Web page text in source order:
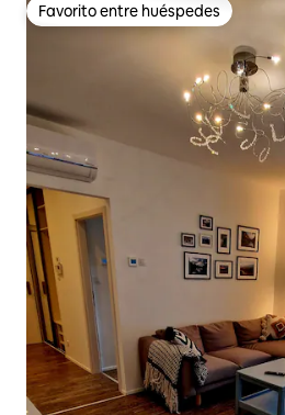
Favorito entre huéspedes
Favorito entre huéspedes